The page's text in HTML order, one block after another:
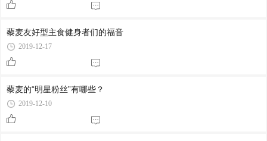
藜麦友好型主食健身者们的福音
2019-12-17
藜麦的“明星粉丝”有哪些？
2019-12-10